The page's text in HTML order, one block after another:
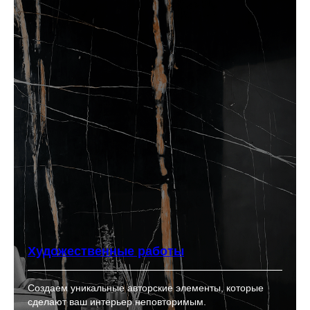
Художественные работы
Создаем уникальные авторские элементы, которые
сделают ваш интерьер неповторимым.